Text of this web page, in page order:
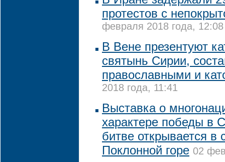
протестов с
февраля 2018 года, 12:08
В Вене презентуют
святынь Сирии,
православными и
2018 года, 11:41
Выставка о
характере победы в
битве открывается в
Поклонной горе 02